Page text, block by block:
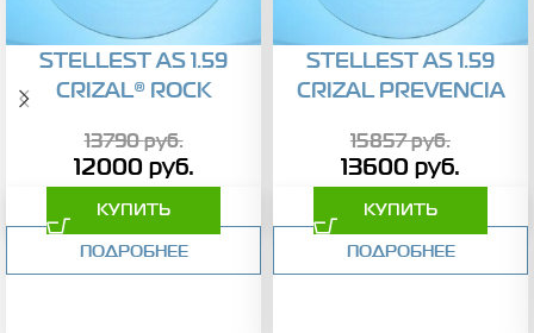
STELLEST AS 1.59
CRIZAL® ROCK
13790руб.
12000 руб.
КУПИТЬ
ПОДРОБНЕЕ
STELLEST AS 1.59
CRIZAL PREVENCIA
15857руб.
13600 руб.
КУПИТЬ
ПОДРОБНЕЕ